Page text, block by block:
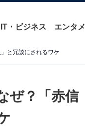
IT・ビジネス エンタメ
と冗談にされるワケ
ぜ？「赤信